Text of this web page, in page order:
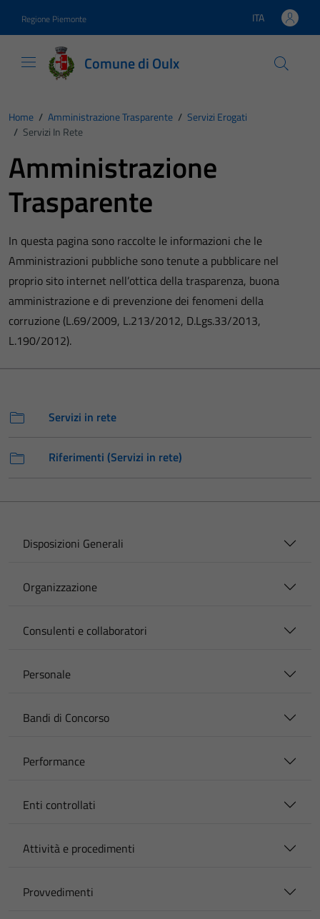
Regione Piemonte Lingua attiva:
ITA
Comune di Oulx
Home / Amministrazione Trasparente / Servizi Erogati
/ Servizi In Rete
Amministrazione
Trasparente
In questa pagina sono raccolte le informazioni che le
Amministrazioni pubbliche sono tenute a pubblicare nel
proprio sito internet nell’ottica della trasparenza, buona
amministrazione e di prevenzione dei fenomeni della
corruzione (L.69/2009, L.213/2012, D.Lgs.33/2013,
L.190/2012).
Servizi in rete
Riferimenti (Servizi in rete)
Disposizioni Generali
Organizzazione
Consulenti e collaboratori
Personale
Bandi di Concorso
Performance
Enti controllati
Attività e procedimenti
Provvedimenti